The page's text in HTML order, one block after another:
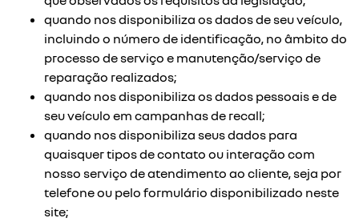
quando nos disponibiliza os dados de seu veículo,
incluindo o número de identificação, no âmbito do
processo de serviço e manutenção/serviço de
reparação realizados;
quando nos disponibiliza os dados pessoais e de
seu veículo em campanhas de recall;
quando nos disponibiliza seus dados para
quaisquer tipos de contato ou interação com
nosso serviço de atendimento ao cliente, seja por
telefone ou pelo formulário disponibilizado neste
site;